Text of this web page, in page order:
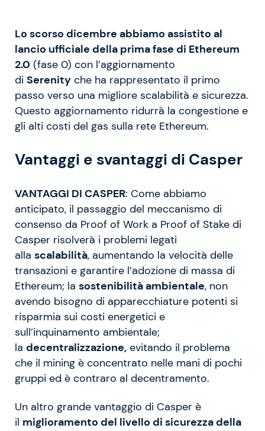
Lo scorso dicembre abbiamo assistito al
lancio ufficiale della prima fase di Ethereum
2.0 (fase 0) con l’aggiornamento
di Serenity che ha rappresentato il primo
passo verso una migliore scalabilità e sicurezza.
Questo aggiornamento ridurrà la congestione e
gli alti costi del gas sulla rete Ethereum.
Vantaggi e svantaggi di Casper
VANTAGGI DI CASPER: Come abbiamo
anticipato, il passaggio del meccanismo di
consenso da Proof of Work a Proof of Stake di
Casper risolverà i problemi legati
alla scalabilità, aumentando la velocità delle
transazioni e garantire l’adozione di massa di
Ethereum; la sostenibilità ambientale, non
avendo bisogno di apparecchiature potenti si
risparmia sui costi energetici e
sull’inquinamento ambientale;
la decentralizzazione, evitando il problema
che il mining è concentrato nelle mani di pochi
gruppi ed è contraro al decentramento.
Un altro grande vantaggio di Casper è
il miglioramento del livello di sicurezza della